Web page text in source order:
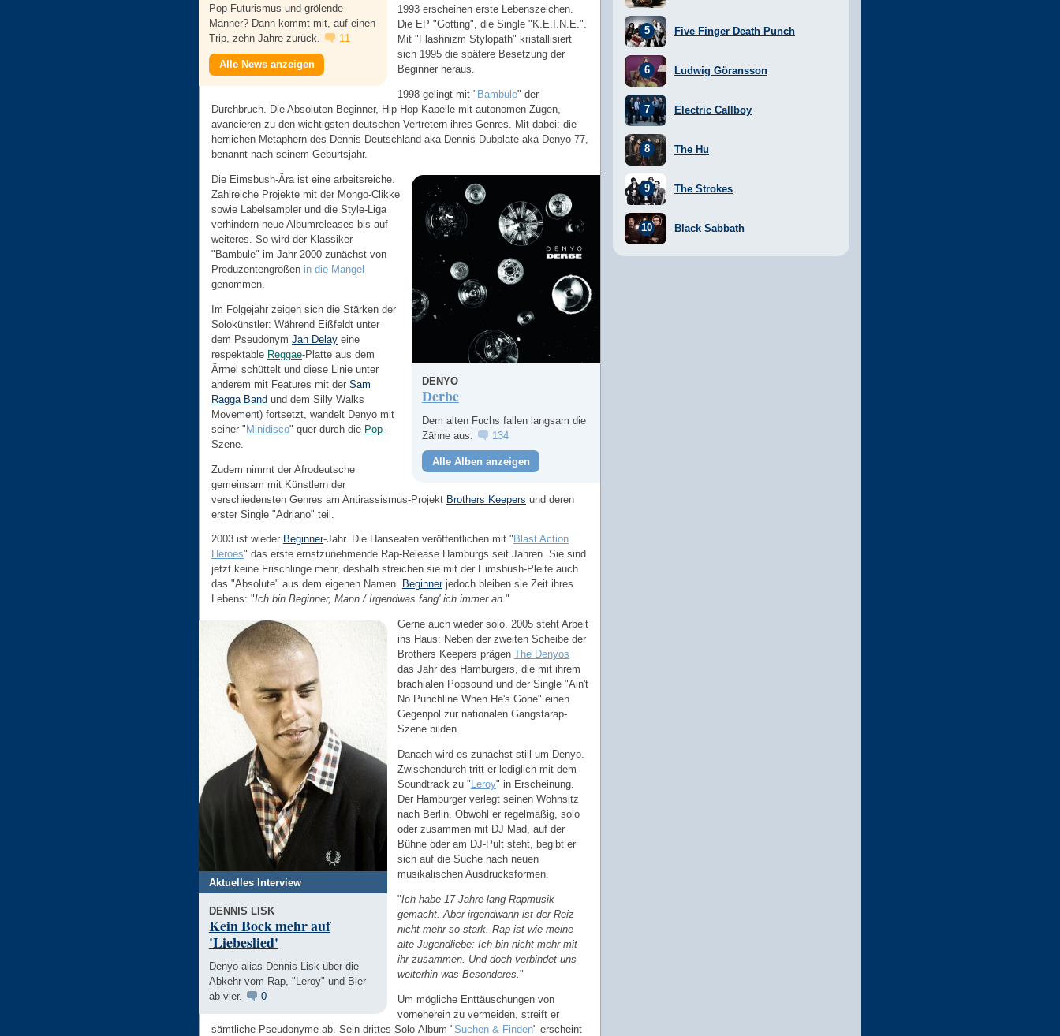
Pop-Futurismus und grölende
Männer? Dann kommt mit, auf einen
Trip, zehn Jahre zurück.
11
Alle News anzeigen
1993 erscheinen erste Lebenszeichen.
Die EP "Gotting", die Single "K.E.I.N.E.".
Mit "Flashnizm Stylopath" kristallisiert
sich 1995 die spätere Besetzung der
Beginner heraus.
1998 gelingt mit " Bambule" der
Durchbruch. Die Absoluten Beginner, Hip Hop-Kapelle mit autonomen Zügen,
avancieren zu den wichtigsten deutschen Vertretern ihres Genres. Mit dabei: die
herrlichen Metaphern des Dennis Deutschland aka Dennis Dubplate aka Denyo 77,
benannt nach seinem Geburtsjahr.
DENYO
Derbe
Dem alten Fuchs fallen langsam die
Zähne aus.
134
Alle Alben anzeigen
Die Eimsbush-Ära ist eine arbeitsreiche.
Zahlreiche Projekte mit der Mongo-Clikke
sowie Labelsampler und die Style-Liga
verhindern neue Albumreleases bis auf
weiteres. So wird der Klassiker
"Bambule" im Jahr 2000 zunächst von
Produzentengrößen in die Mangel
genommen.
Im Folgejahr zeigen sich die Stärken der
Solokünstler: Während Eißfeldt unter
dem Pseudonym Jan Delay eine
respektable Reggae-Platte aus dem
Ärmel schüttelt und diese Linie unter
anderem mit Features mit der Sam
Ragga Band und dem Silly Walks
Movement) fortsetzt, wandelt Denyo mit
seiner " Minidisco" quer durch die Pop-
Szene.
Zudem nimmt der Afrodeutsche
gemeinsam mit Künstlern der
verschiedensten Genres am Antirassismus-Projekt Brothers Keepers und deren
erster Single "Adriano" teil.
2003 ist wieder Beginner-Jahr. Die Hanseaten veröffentlichen mit " Blast Action
Heroes" das erste ernstzunehmende Rap-Release Hamburgs seit Jahren. Sie sind
jetzt keine Frischlinge mehr, deshalb streichen sie mit der Eimsbush-Pleite auch
das "Absolute" aus dem eigenen Namen. Beginnerjedoch bleiben sie Zeit ihres
Lebens: "Ich bin Beginner, Mann / Irgendwas fang' ich immer an."
Aktuelles Interview
DENNIS LISK
Kein Bock mehr auf
'Liebeslied'
Denyo alias Dennis Lisk über die
Abkehr vom Rap, "Leroy" und Bier
ab vier.
0
Gerne auch wieder solo. 2005 steht Arbeit
ins Haus: Neben der zweiten Scheibe der
Brothers Keepers prägen The Denyos
das Jahr des Hamburgers, die mit ihrem
brachialen Popsound und der Single "Ain't
No Punchline When He's Gone" einen
Gegenpol zur nationalen Gangstarap-
Szene bilden.
Danach wird es zunächst still um Denyo.
Zwischendurch tritt er lediglich mit dem
Soundtrack zu " Leroy" in Erscheinung.
Der Hamburger verlegt seinen Wohnsitz
nach Berlin. Obwohl er regelmäßig, solo
oder zusammen mit DJ Mad, auf der
Bühne oder am DJ-Pult steht, begibt er
sich auf die Suche nach neuen
musikalischen Ausdrucksformen.
"Ich habe 17 Jahre lang Rapmusik
gemacht. Aber irgendwann ist der Reiz
nicht mehr so stark. Rap ist wie meine
alte Jugendliebe: Ich bin nicht mehr mit
ihr zusammen. Und doch verbindet uns
weiterhin was Besonderes. "
Um mögliche Enttäuschungen von
vorneherein zu vermeiden, streift er
sämtliche Pseudonyme ab. Sein drittes Solo-Album "Suchen & Finden" erscheint
Five Finger Death Punch
Ludwig Göransson
Electric Callboy
The Hu
The Strokes
Black Sabbath